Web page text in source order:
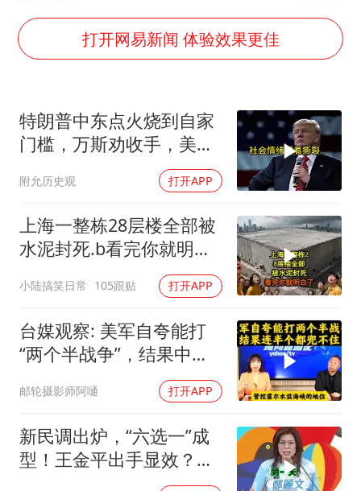
几元成本的AI广告导致千万市值蒸发
唐田赛前发布会上引用《孙子兵法》
郑丽文：台湾从来没有“独立”过
商场现钱学森巨幅海报 负责人回应
乐享全民健身 共筑健康中国
打开网易新闻 体验效果更佳
特朗普中东点火烧到自家
门槛，万斯劝收手，美国
附允历史观 打开APP
上海一整栋28层楼全部被
水泥封死.b看完你就明白
小陆搞笑日常 105跟贴 打开APP
台媒观察: 美军自夸能打
“两个半战争”，结果中东
这一仗，连半个都兜不住
邮轮摄影师阿嗵 打开APP
新民调出炉，“六选一”成
型！王金平出手显效？蓝